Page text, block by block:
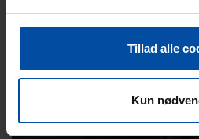
Tillad alle
Kun
Ortskenntnis